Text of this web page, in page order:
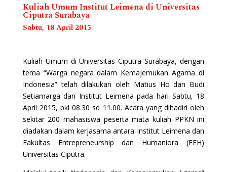
Kuliah Umum Institut Leimena di Universitas
Ciputra Surabaya
Sabtu, 18 April 2015
Kuliah Umum di Universitas Ciputra Surabaya, dengan
tema “Warga negara dalam Kemajemukan Agama di
Indonesia” telah dilakukan oleh Matius Ho dan Budi
Setiamarga dari Institut Leimena pada hari Sabtu, 18
April 2015, pkl 08.30 sd 11.00. Acara yang dihadiri oleh
sekitar 200 mahasiswa peserta mata kuliah PPKN ini
diadakan dalam kerjasama antara Institut Leimena dan
Fakultas Entrepreneurship dan Humaniora (FEH)
Universitas Ciputra.